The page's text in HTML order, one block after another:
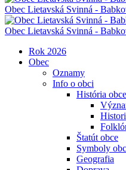
Obec Lietavská Svinná -
Obec Lietavská Svinná -
Rok 2026
Obec
Oznamy
Info o obci
História obce
Štatút obce
Symboly
Geografia